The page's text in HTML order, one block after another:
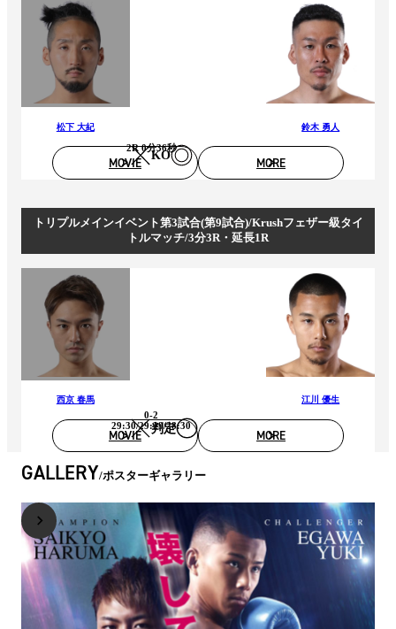
松下 大紀
KO
2R 0分36秒
鈴木 勇人
MOVIE MORE
トリプルメインイベント第3試合(第9試合)/Krushフェザー級タイ
トルマッチ/3分3R・延長1R
西京 春馬
判定
0-2
29:30/29:29/28:30
江川 優生
MOVIE MORE
GALLERY ポスターギャラリー